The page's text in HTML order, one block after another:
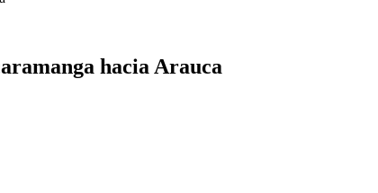
hacia Arauca